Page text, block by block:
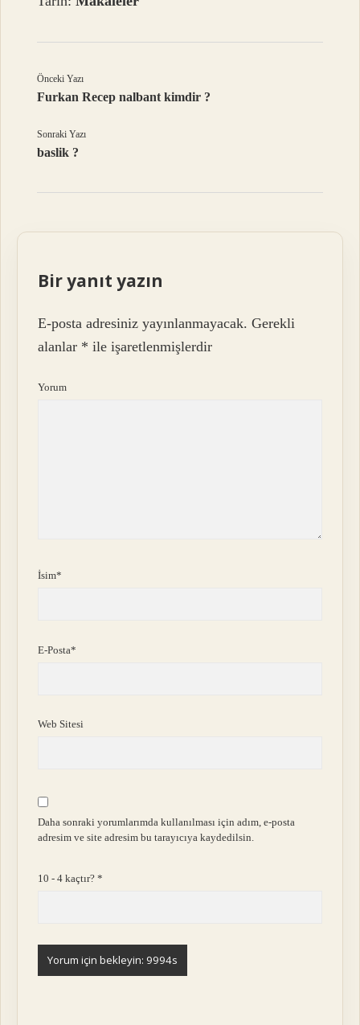
Önceki Yazı
Furkan Recep nalbant kimdir ?
Sonraki Yazı
baslik ?
Bir yanıt yazın
E-posta adresiniz yayınlanmayacak. Gerekli
alanlar * ile işaretlenmişlerdir
Yorum
İsim*
E-Posta*
Web Sitesi
Daha sonraki yorumlarımda kullanılması için adım, e-posta
adresim ve site adresim bu tarayıcıya kaydedilsin.
10 - 4 kaçtır?*